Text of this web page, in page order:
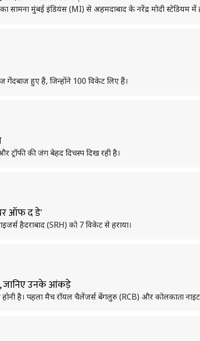
मुंबई इंडियंस (MI) से अहमदाबाद के नरेंद्र मोदी स्टेडियम में
गेंदबाज हुए हैं, जिन्होंने 100 विकेट लिए हैं।
ट्रॉफी की जंग बेहद दिचस्प दिख रही है।
ऑफ द डे'
हैदराबाद (SRH) को 7 विकेट से हराया।
जानिए उनके आंकड़े
है। पहला मैच रॉयल चैलेंजर्स बेंगलुरु (RCB) और कोलकाता नाइट